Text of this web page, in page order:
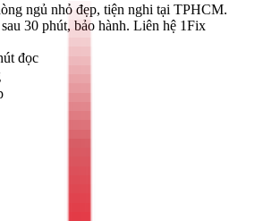
ngủ nhỏ đẹp, tiện nghi tại TPHCM.
30 phút, bảo hành. Liên hệ 1Fix
đọc